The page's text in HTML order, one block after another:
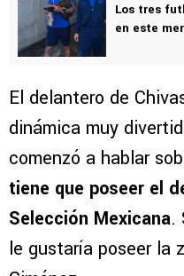
Los tres
en este
El delantero de
dinámica muy
comenzó a hablar
tiene que poseer el
Selección Mexicana.
le gustaría poseer la